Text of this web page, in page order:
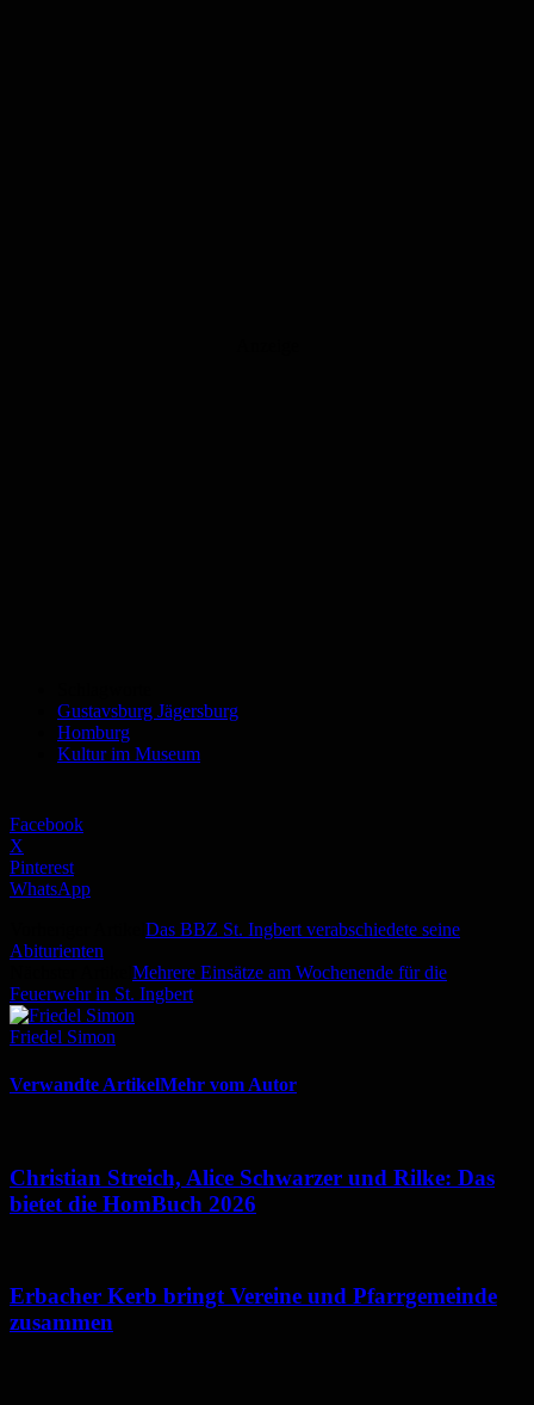
Gustavsburg Jägersburg
Homburg
Kultur im Museum
Facebook
X
Pinterest
WhatsApp
Das BBZ St. Ingbert verabschiedete seine
Abiturienten
Mehrere Einsätze am Wochenende für die
Feuerwehr in St. Ingbert
Friedel Simon
Verwandte ArtikelMehr vom Autor
Christian Streich, Alice Schwarzer und Rilke: Das
bietet die HomBuch 2026
Erbacher Kerb bringt Vereine und Pfarrgemeinde
zusammen